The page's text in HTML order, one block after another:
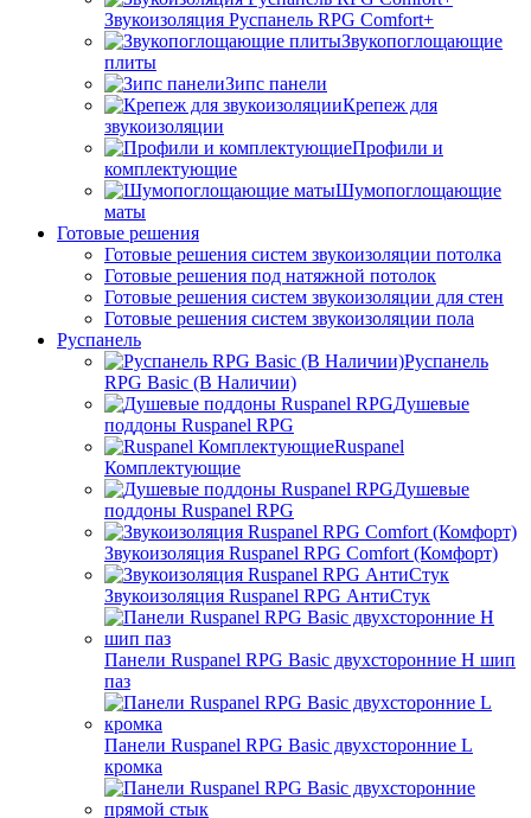
Звукоизоляция Руспанель RPG Comfort+
Звукопоглощающие
плиты
Зипс панели
Крепеж для
звукоизоляции
Профили и
комплектующие
Шумопоглощающие
маты
Готовые решения
Готовые решения систем звукоизоляции потолка
Готовые решения под натяжной потолок
Готовые решения систем звукоизоляции для стен
Готовые решения систем звукоизоляции пола
Руспанель
Руспанель
RPG Basic (В Наличии)
Душевые
поддоны Ruspanel RPG
Ruspanel
Комплектующие
Душевые
поддоны Ruspanel RPG
Звукоизоляция Ruspanel RPG Comfort (Комфорт)
Звукоизоляция Ruspanel RPG АнтиСтук
Панели Ruspanel RPG Basic двухсторонние H шип
паз
Панели Ruspanel RPG Basic двухсторонние L
кромка